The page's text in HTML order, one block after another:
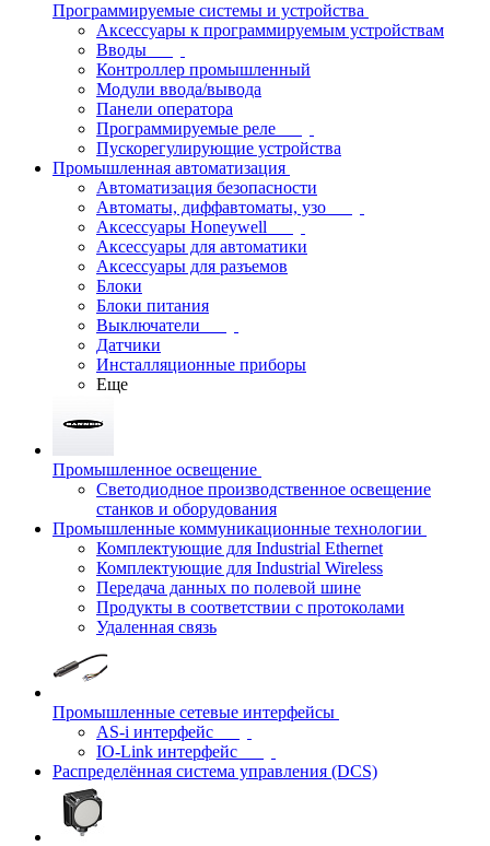
Программируемые системы и устройства
Аксессуары к программируемым устройствам
Вводы
Контроллер промышленный
Модули ввода/вывода
Панели оператора
Программируемые реле
Пускорегулирующие устройства
Промышленная автоматизация
Автоматизация безопасности
Автоматы, диффавтоматы, узо
Аксессуары Honeywell
Аксессуары для автоматики
Аксессуары для разъемов
Блоки
Блоки питания
Выключатели
Датчики
Инсталляционные приборы
Еще
Промышленное освещение
Светодиодное производственное освещение
станков и оборудования
Промышленные коммуникационные технологии
Комплектующие для Industrial Ethernet
Комплектующие для Industrial Wireless
Передача данных по полевой шине
Продукты в соответствии с протоколами
Удаленная связь
Промышленные сетевые интерфейсы
AS-i интерфейс
IO-Link интерфейс
Распределённая система управления (DCS)